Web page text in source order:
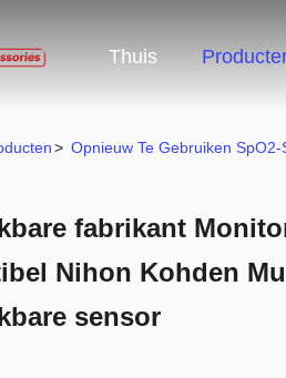
Thuis
> Opnieuw Te Gebruiken SpO2-
fabrikant
Nihon Kohden
sensor